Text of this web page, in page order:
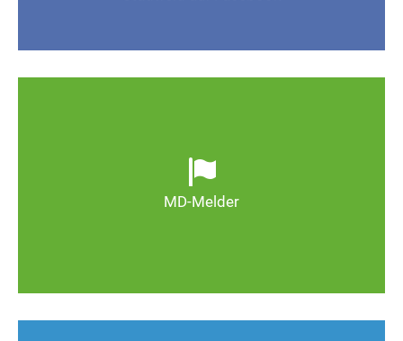
MD-Melder
wild entsorgter Müll. Melden Sie Mängel, damit
Magdeburg schöner und lebenswerter wird.